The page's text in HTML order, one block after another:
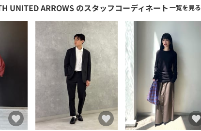
UNITED ARROWS のスタッフコーディネート 一覧を見る